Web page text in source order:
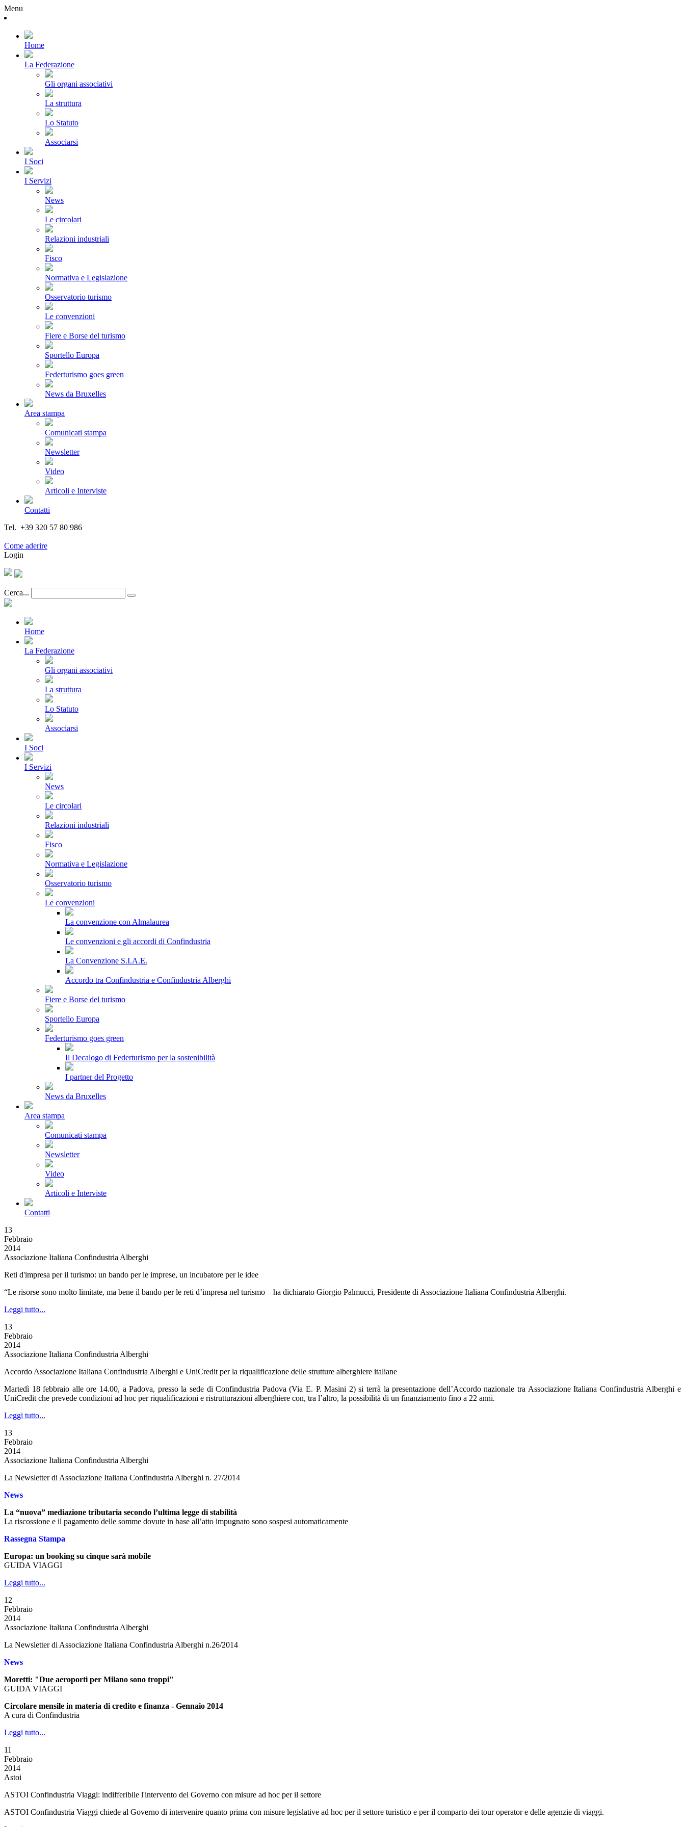
Menu
Home
La Federazione
Gli organi associativi
La struttura
Lo Statuto
Associarsi
I Soci
I Servizi
News
Le circolari
Relazioni industriali
Fisco
Normativa e Legislazione
Osservatorio turismo
Le convenzioni
Fiere e Borse del turismo
Sportello Europa
Federturismo goes green
News da Bruxelles
Area stampa
Comunicati stampa
Newsletter
Video
Articoli e Interviste
Contatti
Tel. +39 320 57 80 986
Come aderire
Login
Cerca...
Home
La Federazione
Gli organi associativi
La struttura
Lo Statuto
Associarsi
I Soci
I Servizi
News
Le circolari
Relazioni industriali
Fisco
Normativa e Legislazione
Osservatorio turismo
Le convenzioni
La convenzione con Almalaurea
Le convenzioni e gli accordi di Confindustria
La Convenzione S.I.A.E.
Accordo tra Confindustria e Confindustria Alberghi
Fiere e Borse del turismo
Sportello Europa
Federturismo goes green
Il Decalogo di Federturismo per la sostenibilità
I partner del Progetto
News da Bruxelles
Area stampa
Comunicati stampa
Newsletter
Video
Articoli e Interviste
Contatti
13
Febbraio
2014
Associazione Italiana Confindustria Alberghi
Reti d'impresa per il turismo: un bando per le imprese, un incubatore per le idee
“Le risorse sono molto limitate, ma bene il bando per le reti d’impresa nel turismo – ha dichiarato Giorgio Palmucci, Presidente di Associazione Italiana Confindustria Alberghi.
Leggi tutto...
13
Febbraio
2014
Associazione Italiana Confindustria Alberghi
Accordo Associazione Italiana Confindustria Alberghi e UniCredit per la riqualificazione delle strutture alberghiere italiane
Martedì 18 febbraio alle ore 14.00, a Padova, presso la sede di Confindustria Padova (Via E. P. Masini 2) si terrà la presentazione dell’Accordo nazionale tra Associazione Italiana Confindustria Alberghi e
UniCredit che prevede condizioni ad hoc per riqualificazioni e ristrutturazioni alberghiere con, tra l’altro, la possibilità di un finanziamento fino a 22 anni.
Leggi tutto...
13
Febbraio
2014
Associazione Italiana Confindustria Alberghi
La Newsletter di Associazione Italiana Confindustria Alberghi n. 27/2014
News
La “nuova” mediazione tributaria secondo l’ultima legge di stabilità
La riscossione e il pagamento delle somme dovute in base all’atto impugnato sono sospesi automaticamente
Rassegna Stampa
Europa: un booking su cinque sarà mobile
GUIDA VIAGGI
Leggi tutto...
12
Febbraio
2014
Associazione Italiana Confindustria Alberghi
La Newsletter di Associazione Italiana Confindustria Alberghi n.26/2014
News
Moretti: "Due aeroporti per Milano sono troppi"
GUIDA VIAGGI
Circolare mensile in materia di credito e finanza - Gennaio 2014
A cura di Confindustria
Leggi tutto...
11
Febbraio
2014
Astoi
ASTOI Confindustria Viaggi: indifferibile l'intervento del Governo con misure ad hoc per il settore
ASTOI Confindustria Viaggi chiede al Governo di intervenire quanto prima con misure legislative ad hoc per il settore turistico e per il comparto dei tour operator e delle agenzie di viaggi.